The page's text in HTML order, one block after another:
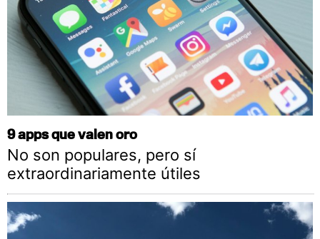
9 apps que valen oro
No son populares, pero sí
extraordinariamente útiles